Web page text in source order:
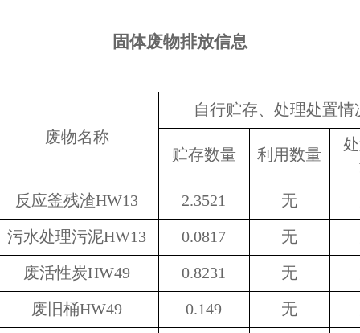
固体废物排放信息
废物名称
自行贮存、处理处置情
贮存数量 利用数量
反应釜残渣HW13 2.3521 无
污水处理污泥HW13 0.0817 无
废活性炭HW49 0.8231 无
废旧桶HW49 0.149 无